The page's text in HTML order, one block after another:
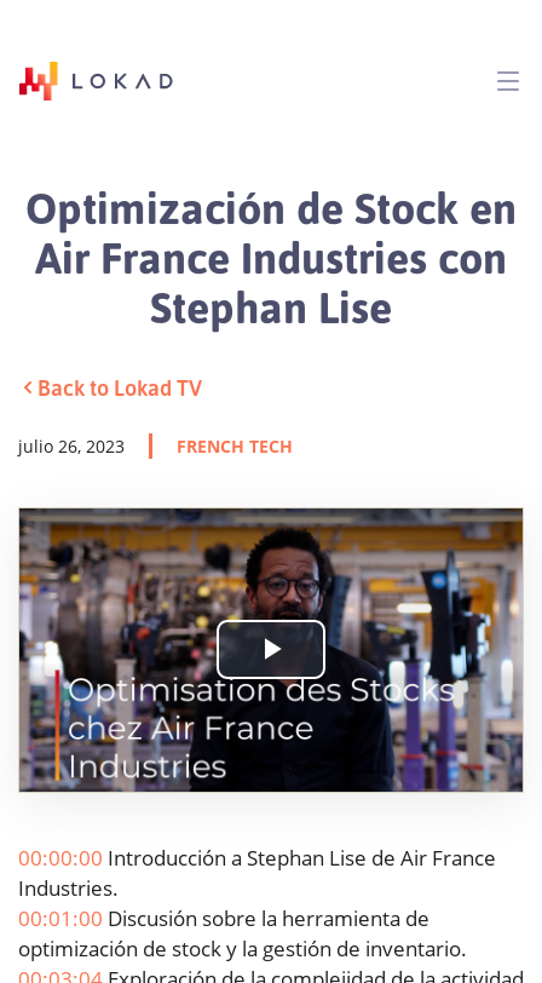
Optimización de Stock en
Air France Industries con
Stephan Lise
Back to Lokad TV
julio 26, 2023 FRENCH TECH
Play
Video
00:00:00 Introducción a Stephan Lise de Air France
Industries.
00:01:00 Discusión sobre la herramienta de
optimización de stock y la gestión de inventario.